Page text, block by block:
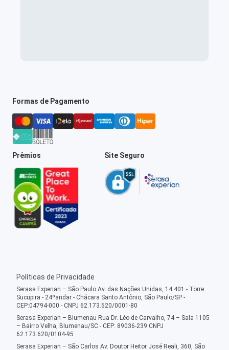
Formas de Pagamento
Prêmios Site Seguro
Políticas de Privacidade
Serasa Experian – São Paulo Av. das Nações Unidas, 14.401 - Torre
Sucupira - 24ºandar - Chácara Santo Antônio, São Paulo/SP -
CEP:04794-000 - CNPJ 62.173.620/0001-80
Serasa Experian – Blumenau Rua Dr. Léo de Carvalho, 74 – Sala 1105
– Bairro Velha, Blumenau/SC - CEP: 89036-239 CNPJ
62.173.620/0104-95
Serasa Experian – São Carlos Av. Doutor Heitor José Reali, 360, São